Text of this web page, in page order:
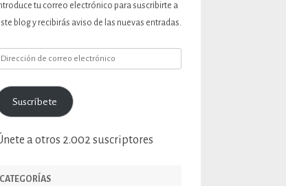
tu correo electrónico para suscribirte a
blog y recibirás aviso de las nuevas entradas.
Dirección
Suscríbete
a otros 2.002 suscriptores
CATEGORÍAS